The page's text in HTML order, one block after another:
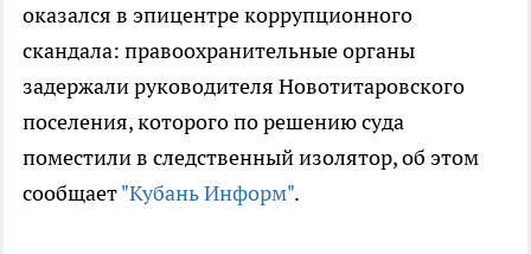
оказался в эпицентре коррупционного
скандала: правоохранительные органы
задержали руководителя Новотитаровского
поселения, которого по решению суда
поместили в следственный изолятор, об этом
сообщает"Кубань Информ".